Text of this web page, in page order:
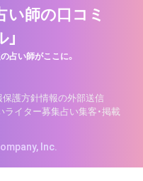
師の口コミ
占い師がここに。
護方針情報の外部送信
ライター募集占い集客・掲載
Inc.